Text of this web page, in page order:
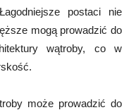
postaci nie
mogą prowadzić do
wątroby, co w
może prowadzić do